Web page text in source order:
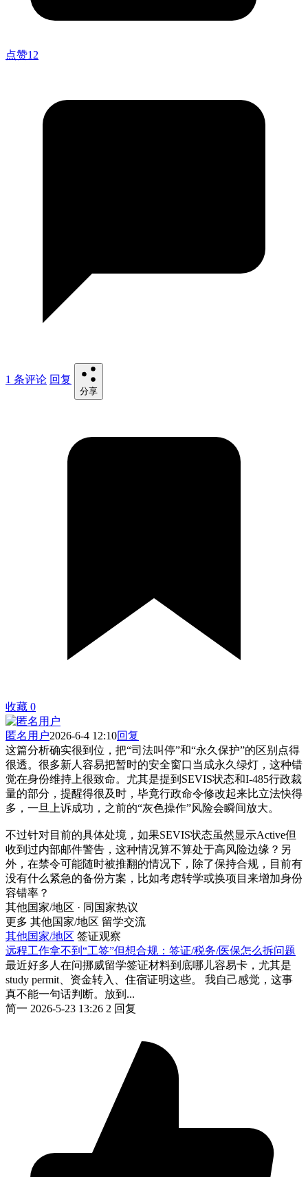
点赞12
1 条评论 回复
分享
收藏 0
匿名用户2026-6-4 12:10回复
这篇分析确实很到位，把“司法叫停”和“永久保护”的区别点得
很透。很多新人容易把暂时的安全窗口当成永久绿灯，这种错
觉在身份维持上很致命。尤其是提到SEVIS状态和I-485行政裁
量的部分，提醒得很及时，毕竟行政命令修改起来比立法快得
多，一旦上诉成功，之前的“灰色操作”风险会瞬间放大。
不过针对目前的具体处境，如果SEVIS状态虽然显示Active但
收到过内部邮件警告，这种情况算不算处于高风险边缘？另
外，在禁令可能随时被推翻的情况下，除了保持合规，目前有
没有什么紧急的备份方案，比如考虑转学或换项目来增加身份
容错率？
其他国家/地区 · 同国家热议
更多 其他国家/地区 留学交流
其他国家/地区 签证观察
远程工作拿不到“工签”但想合规：签证/税务/医保怎么拆问题
最近好多人在问挪威留学签证材料到底哪儿容易卡，尤其是
study permit、资金转入、住宿证明这些。 我自己感觉，这事
真不能一句话判断。放到...
简一 2026-5-23 13:26 2 回复